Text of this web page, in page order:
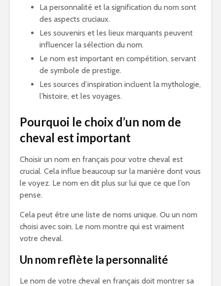
La personnalité et la signification du nom sont
des aspects cruciaux.
Les souvenirs et les lieux marquants peuvent
influencer la sélection du nom.
Le nom est important en compétition, servant
de symbole de prestige.
Les sources d’inspiration incluent la mythologie,
l’histoire, et les voyages.
Pourquoi le choix d’un nom de
cheval est important
Choisir un nom en français pour votre cheval est
crucial. Cela influe beaucoup sur la manière dont vous
le voyez. Le nom en dit plus sur lui que ce que l’on
pense.
Cela peut être une liste de noms unique. Ou un nom
choisi avec soin. Le nom montre qui est vraiment
votre cheval.
Un nom reflète la personnalité
Le nom de votre cheval en français doit montrer sa